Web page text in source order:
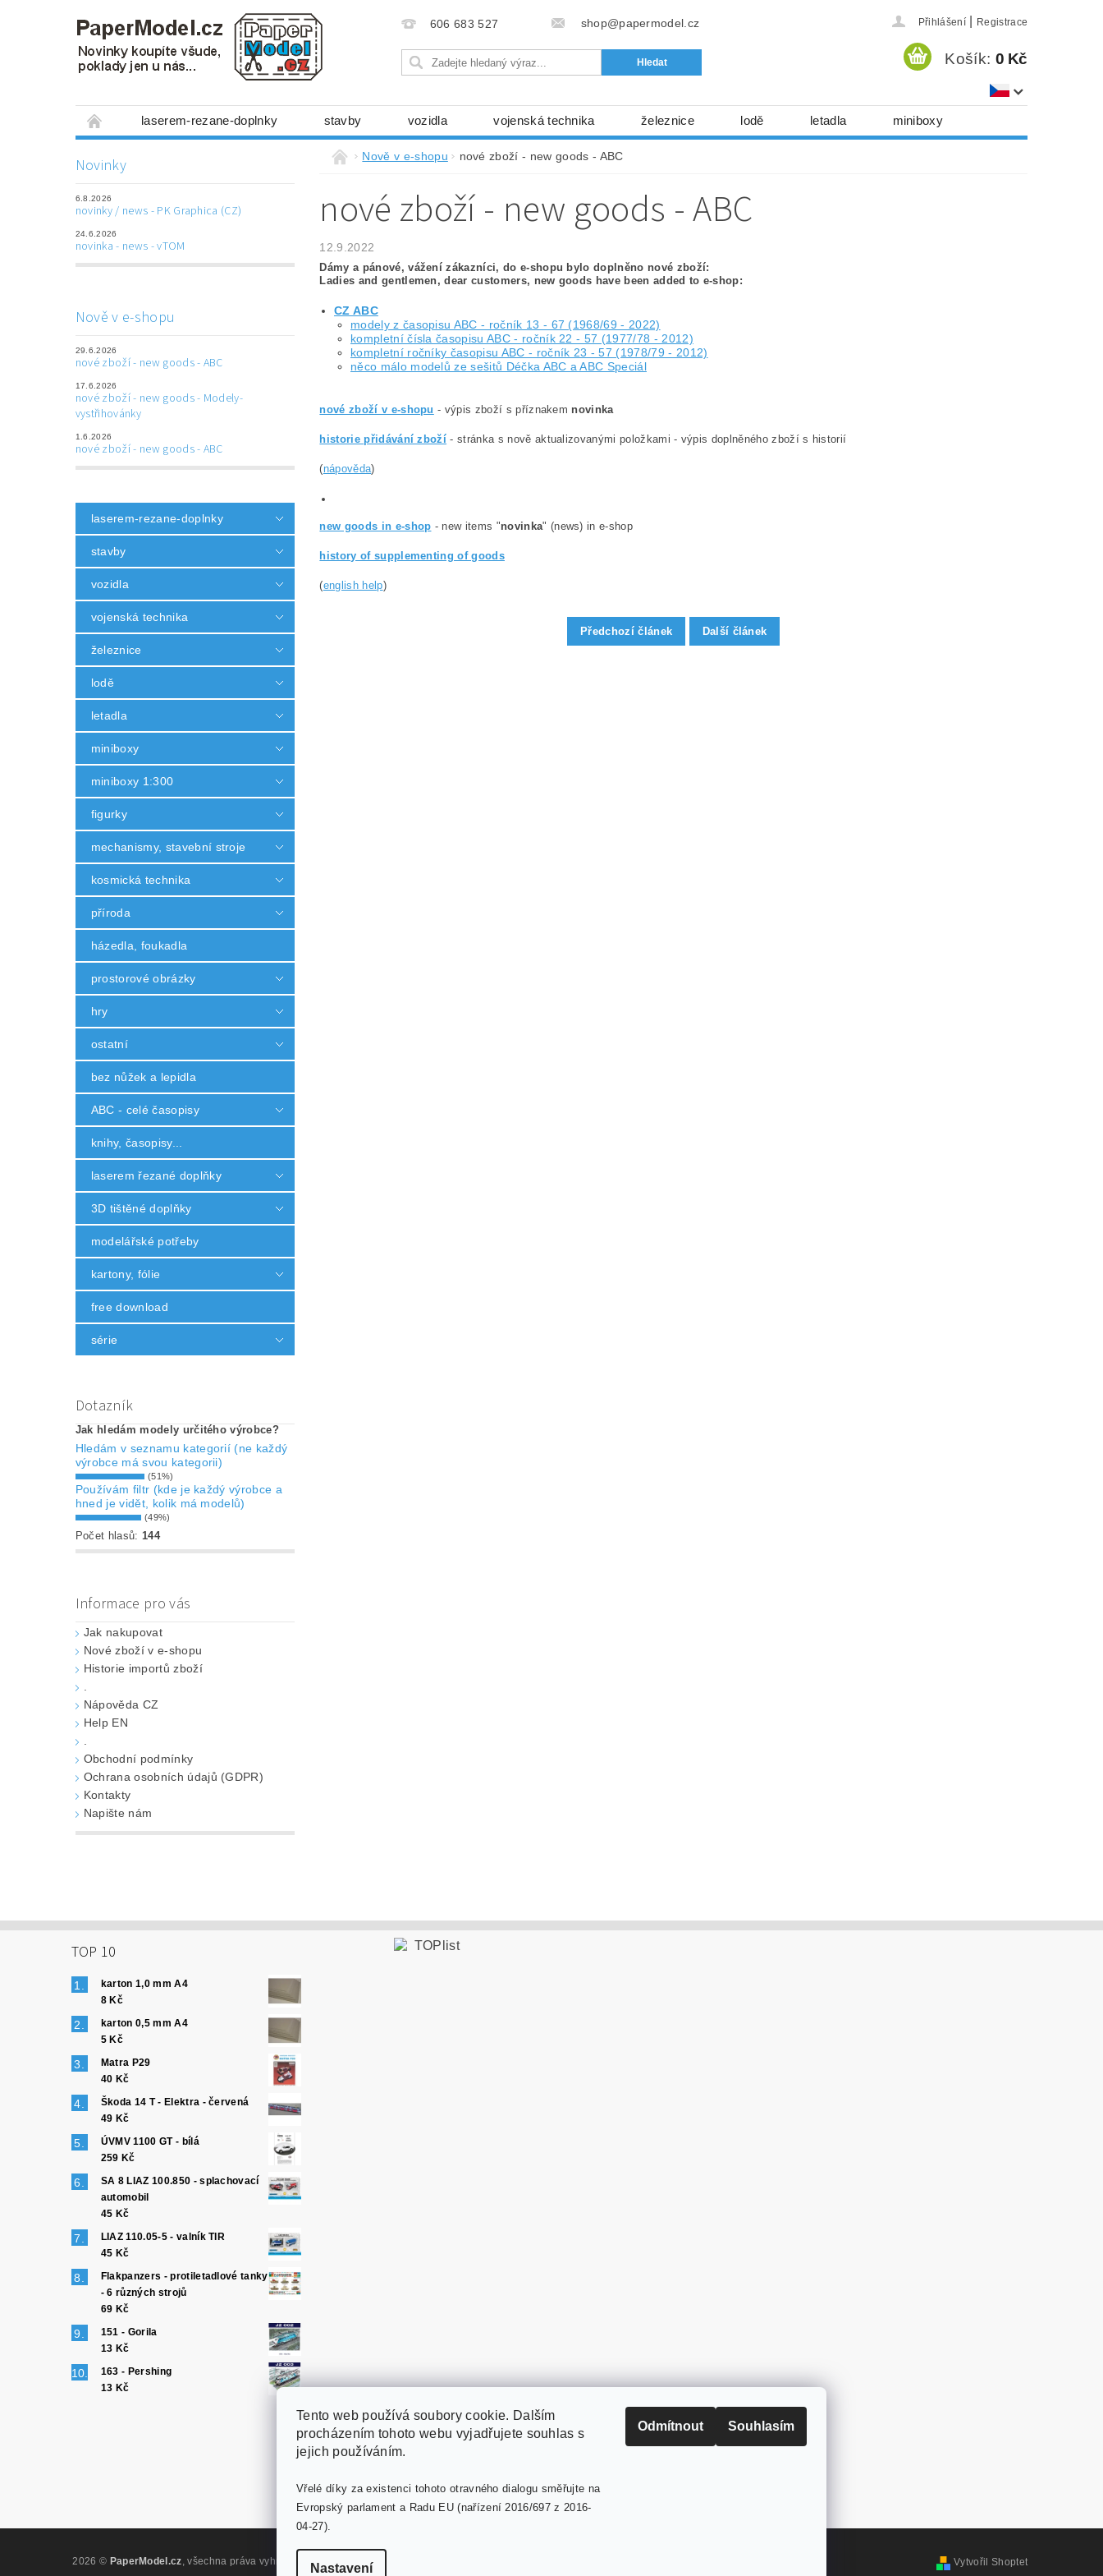
606 683 527 shop@papermodel.cz Přihlášení Registrace
Košík: 0 Kč
laserem-rezane-doplnky stavby vozidla vojenská technika železnice lodě letadla miniboxy
mechanismy, stavební stroje kosmická technika
laserem řezané doplňky 3D tištěné doplňky modelářské potřeby kartony, fólie free download
Napište nám
Novinky
6.8.2026
novinky / news - PK Graphica (CZ)
24.6.2026
novinka - news - vTOM
Nově v e-shopu
29.6.2026
nové zboží - new goods - ABC
17.6.2026
nové zboží - new goods - Modely-
vystřihovánky
1.6.2026
nové zboží - new goods - ABC
laserem-rezane-doplnky
stavby
vozidla
vojenská technika
železnice
lodě
letadla
miniboxy
miniboxy 1:300
figurky
mechanismy, stavební stroje
kosmická technika
příroda
házedla, foukadla
prostorové obrázky
hry
ostatní
bez nůžek a lepidla
ABC - celé časopisy
knihy, časopisy...
laserem řezané doplňky
3D tištěné doplňky
modelářské potřeby
kartony, fólie
free download
série
Dotazník
Jak hledám modely určitého výrobce?
Hledám v seznamu kategorií (ne každý
výrobce má svou kategorii)
(51%)
Používám filtr (kde je každý výrobce a
hned je vidět, kolik má modelů)
(49%)
Počet hlasů: 144
Informace pro vás
Jak nakupovat
Nové zboží v e-shopu
Historie importů zboží
Nápověda CZ
Help EN
Obchodní podmínky
Ochrana osobních údajů (GDPR)
Kontakty
Napište nám
Nově v e-shopu nové zboží - new goods - ABC
nové zboží - new goods - ABC
12.9.2022
Dámy a pánové, vážení zákazníci, do e-shopu bylo doplněno nové zboží:
Ladies and gentlemen, dear customers, new goods have been added to e-shop:
CZ ABC
modely z časopisu ABC - ročník 13 - 67 (1968/69 - 2022)
kompletní čísla časopisu ABC - ročník 22 - 57 (1977/78 - 2012)
kompletní ročníky časopisu ABC - ročník 23 - 57 (1978/79 - 2012)
něco málo modelů ze sešitů Déčka ABC a ABC Speciál
nové zboží v e-shopu - výpis zboží s příznakem novinka
historie přidávání zboží - stránka s nově aktualizovanými položkami - výpis doplněného zboží s historií
(nápověda)
new goods in e-shop - new items "novinka" (news) in e-shop
history of supplementing of goods
(english help)
Předchozí článek Další článek
TOP 10
karton 1,0 mm A4
8 Kč
karton 0,5 mm A4
5 Kč
Matra P29
40 Kč
Škoda 14 T - Elektra - červená
49 Kč
ÚVMV 1100 GT - bílá
259 Kč
SA 8 LIAZ 100.850 - splachovací
automobil
45 Kč
LIAZ 110.05-5 - valník TIR
45 Kč
Flakpanzers - protiletadlové tanky
- 6 různých strojů
69 Kč
151 - Gorila
13 Kč
163 - Pershing
13 Kč
PaperModel.cz
2026 © PaperModel.cz, všechna práva vyhrazenaUpravit nastavení cookies Vytvořil Shoptet
Tento web používá soubory cookie. Dalším
procházením tohoto webu vyjadřujete souhlas s
jejich používáním.
Vřelé díky za existenci tohoto otravného dialogu směřujte na
Evropský parlament a Radu EU (nařízení 2016/697 z 2016-
04-27).
Nastavení
Odmítnout Souhlasím